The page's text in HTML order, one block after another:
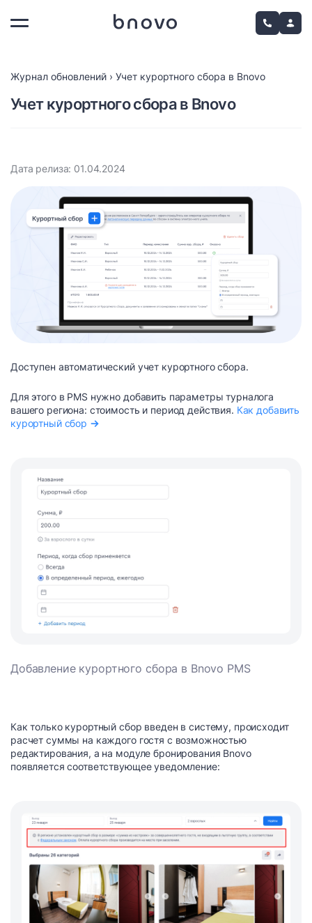
Журнал обновлений › Учет курортного сбора в Bnovo
Учет курортного сбора в Bnovo
Дата релиза: 01.04.2024
Доступен автоматический учет курортного сбора.
Для этого в PMS нужно добавить параметры турналога
вашего региона: стоимость и период действия. Как добавить
курортный сбор →
Добавление курортного сбора в Bnovo PMS
Как только курортный сбор введен в систему, происходит
расчет суммы на каждого гостя с возможностью
редактирования, а на модуле бронирования Bnovo
появляется соответствующее уведомление: